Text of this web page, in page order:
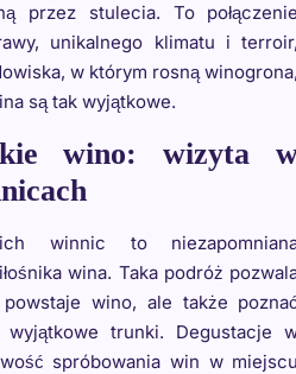
przez stulecia. To
unikalnego klimatu i
w którym rosną
są tak wyjątkowe.
wino: wizyta
winnic to
wina. Taka podróż
wino, ale także
trunki. Degustacje
spróbowania win w